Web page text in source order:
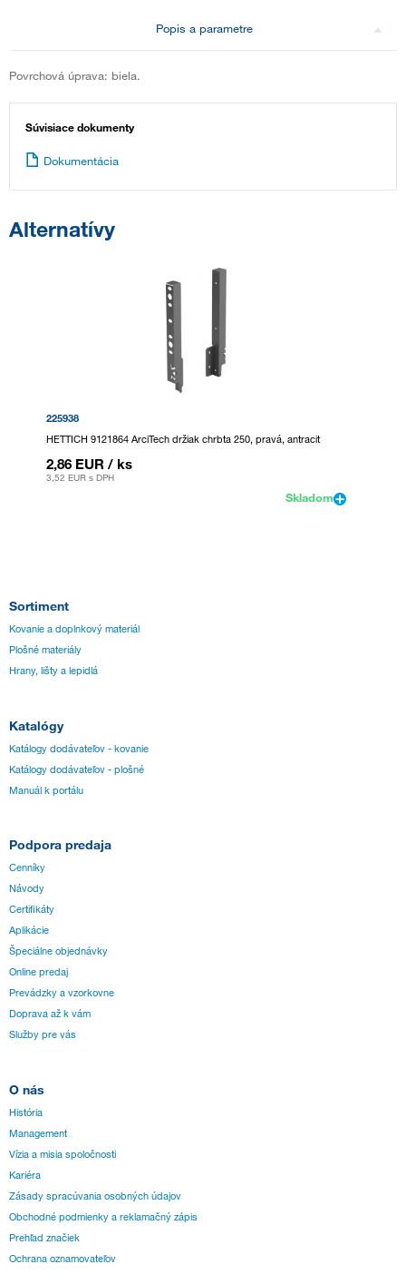
Popis a parametre
Povrchová úprava: biela.
Súvisiace dokumenty
Dokumentácia
Alternatívy
225938
HETTICH 9121864 ArciTech držiak chrbta 250, pravá, antracit
2,86 EUR / ks
3,52 EUR s DPH
Skladom
Sortiment
Kovanie a doplnkový materiál
Plošné materiály
Hrany, lišty a lepidlá
Katalógy
Katálogy dodávateľov - kovanie
Katálogy dodávateľov - plošné
Manuál k portálu
Podpora predaja
Cenníky
Návody
Certifikáty
Aplikácie
Špeciálne objednávky
Online predaj
Prevádzky a vzorkovne
Doprava až k vám
Služby pre vás
O nás
História
Management
Vízia a misia spoločnosti
Kariéra
Zásady spracúvania osobných údajov
Obchodné podmienky a reklamačný zápis
Prehľad značiek
Ochrana oznamovateľov